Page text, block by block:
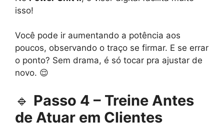
isso!
Você pode ir aumentando a potência aos
poucos, observando o traço se firmar. E se errar
o ponto? Sem drama, é só tocar pra ajustar de
novo. 😌
🔹 Passo 4 – Treine Antes
de Atuar em Clientes